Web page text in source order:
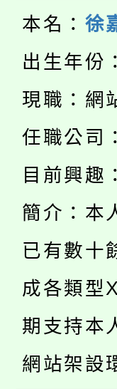
生本
公告
代理
公告
代理
轉知
《
程，
心理
系所
淨零
會
程學
學
版
淨零
公告
代理
「
車」
桃園
生本
公告
本名： 徐
出生年份
現職：網
任職公司：
目前興趣
簡介：本
已有數十
成各類型
期支持本
網站架設